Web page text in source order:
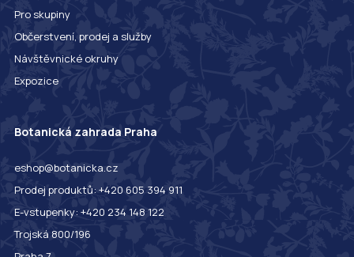
Pro skupiny
Občerstvení, prodej a služby
Návštěvnické okruhy
Expozice
Botanická zahrada Praha
eshop@botanicka.cz
Prodej produktů: +420 605 394 911
E-vstupenky: +420 234 148 122
Trojská 800/196